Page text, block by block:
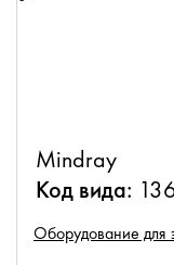
Mindray
Код вида:
Оборудование для